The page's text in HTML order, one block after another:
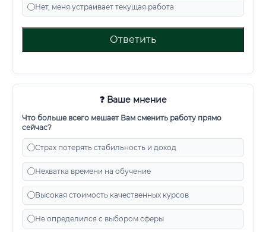
Нет, меня устраивает текущая работа
Ответить
❓ Ваше мнение
Что больше всего мешает Вам сменить работу прямо
сейчас?
Страх потерять стабильность и доход
Нехватка времени на обучение
Высокая стоимость качественных курсов
Не определился с выбором сферы